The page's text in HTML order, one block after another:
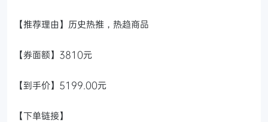
【推荐理由】历史热推，热趋商品
【券面额】3810元
【到手价】5199.00元
【下单链接】